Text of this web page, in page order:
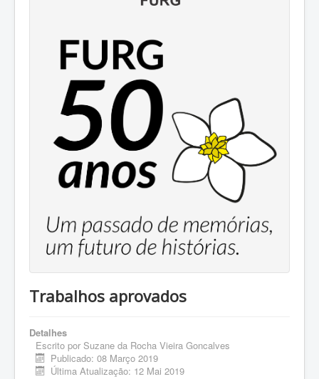
Trabalhos aprovados
Detalhes
Escrito por Suzane da Rocha Vieira Goncalves
Publicado: 08 Março 2019
Última Atualização: 12 Mai 2019